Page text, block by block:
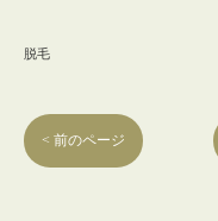
脱毛
< 前のページ